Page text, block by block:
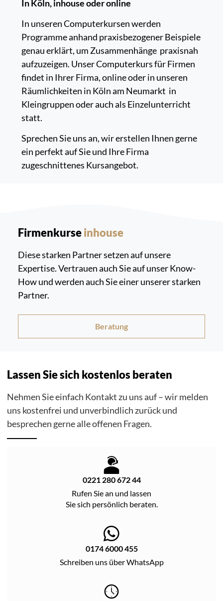
In Köln, inhouse oder online
In unseren Computerkursen werden
Programme anhand praxisbezogener Beispiele
genau erklärt, um Zusammenhänge praxisnah
aufzuzeigen. Unser Computerkurs für Firmen
findet in Ihrer Firma, online oder in unseren
Räumlichkeiten in Köln am Neumarkt in
Kleingruppen oder auch als Einzelunterricht
statt.
Sprechen Sie uns an, wir erstellen Ihnen gerne
ein perfekt auf Sie und Ihre Firma
zugeschnittenes Kursangebot.
Firmenkurseinhouse
Diese starken Partner setzen auf unsere
Expertise. Vertrauen auch Sie auf unser Know-
How und werden auch Sie einer unserer starken
Partner.
Beratung
Lassen Sie sich kostenlos beraten
Nehmen Sie einfach Kontakt zu uns auf – wir melden
uns kostenfrei und unverbindlich zurück und
besprechen gerne alle offenen Fragen.
0221 280 672 44
Rufen Sie an und lassen
Sie sich persönlich beraten.
0174 6000 455
Schreiben uns über WhatsApp